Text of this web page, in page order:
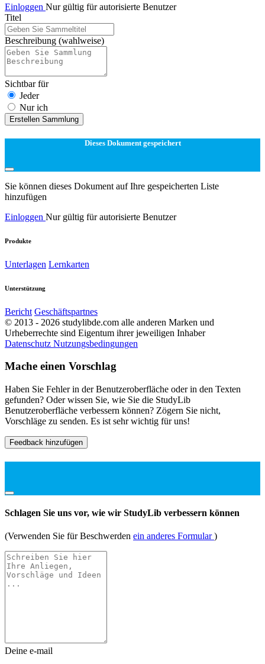
Einloggen Nur gültig für autorisierte Benutzer
Titel
Beschreibung (wahlweise)
Sichtbar für
Jeder
Nur ich
Erstellen Sammlung
Dieses Dokument gespeichert
Sie können dieses Dokument auf Ihre gespeicherten Liste
hinzufügen
Einloggen Nur gültig für autorisierte Benutzer
Produkte
Unterlagen Lernkarten
Unterstützung
Bericht Geschäftspartnes
© 2013 - 2026 studylibde.com alle anderen Marken und
Urheberrechte sind Eigentum ihrer jeweiligen Inhaber
Datenschutz Nutzungsbedingungen
Mache einen Vorschlag
Haben Sie Fehler in der Benutzeroberfläche oder in den Texten
gefunden? Oder wissen Sie, wie Sie die StudyLib
Benutzeroberfläche verbessern können? Zögern Sie nicht,
Vorschläge zu senden. Es ist sehr wichtig für uns!
Feedback hinzufügen
Schlagen Sie uns vor, wie wir StudyLib verbessern können
(Verwenden Sie für Beschwerden ein anderes Formular)
Deine e-mail